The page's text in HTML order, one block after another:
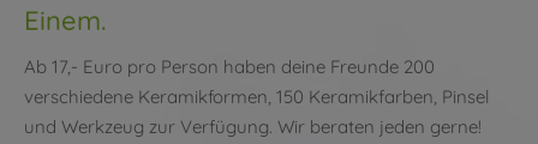
Einem.
Ab 17,- Euro pro Person haben deine Freunde 200
verschiedene Keramikformen, 150 Keramikfarben, Pinsel
und Werkzeug zur Verfügung. Wir beraten jeden gerne!